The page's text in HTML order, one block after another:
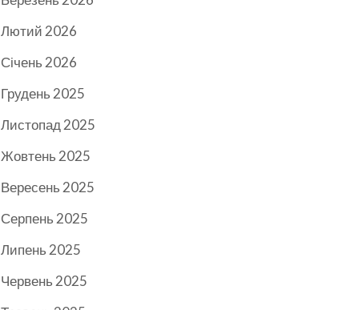
Лютий 2026
Січень 2026
Грудень 2025
Листопад 2025
Жовтень 2025
Вересень 2025
Серпень 2025
Липень 2025
Червень 2025